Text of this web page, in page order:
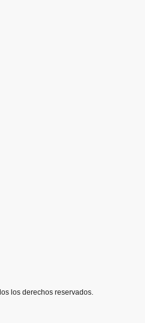
los derechos reservados.